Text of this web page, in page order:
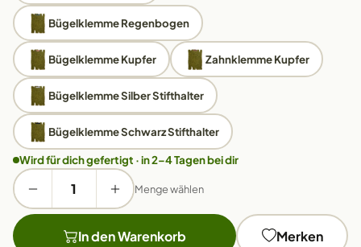
Bügelklemme Regenbogen
Bügelklemme Kupfer Zahnklemme Kupfer
Bügelklemme Silber Stifthalter
Bügelklemme Schwarz Stifthalter
Wird für dich gefertigt · in 2–4 Tagen bei dir
Menge wählen
In den Warenkorb Merken